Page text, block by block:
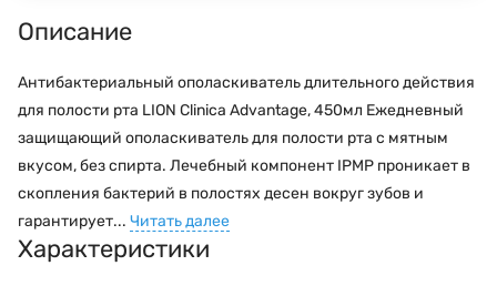
Описание
Антибактериальный ополаскиватель длительного действия
для полости рта LION Clinica Advantage, 450мл Ежедневный
защищающий ополаскиватель для полости рта с мятным
вкусом, без спирта. Лечебный компонент IPMP проникает в
скопления бактерий в полостях десен вокруг зубов и
гарантирует... Читать далее
Характеристики